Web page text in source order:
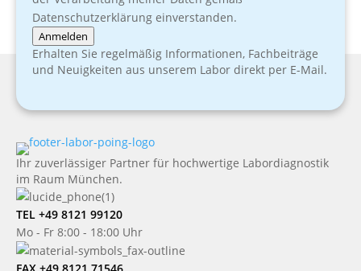
Datenschutzerklärung einverstanden.
Anmelden
Erhalten Sie regelmäßig Informationen, Fachbeiträge
und Neuigkeiten aus unserem Labor direkt per E-Mail.
Ihr zuverlässiger Partner für hochwertige Labordiagnostik
im Raum München.
TEL +49 8121 99120
Mo - Fr 8:00 - 18:00 Uhr